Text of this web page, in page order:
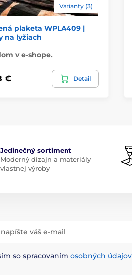
Varianty (3)
plaketa WPLA409 |
na lyžiach
v e-shope.
€ Detail
Jedinečný sortiment
Moderný dizajn a materiály
vlastnej výroby
napíšte váš e-mail
so spracovaním osobných údajov